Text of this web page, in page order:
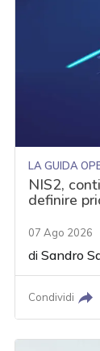
LA GUIDA
NIS2,
definire
07 Ago 2026
diSandro
Condividi